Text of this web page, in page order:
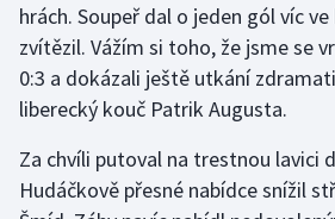
hrách. Soupeř dal o jeden gól víc
zvítězil. Vážím si toho, že jsme se
0:3 a dokázali ještě utkání
liberecký kouč Patrik Augusta.
Za chvíli putoval na trestnou lavici
Hudáčkově přesné nabídce snížil